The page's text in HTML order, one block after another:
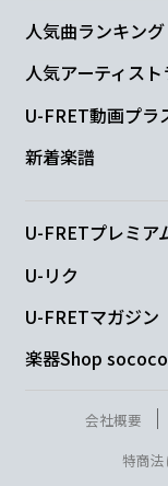
人気曲ランキング
人気アーティス
U-FRET動画プラ
新着楽譜
U-FRETプレミア
U-リク
U-FRETマガジン
楽器Shop sococo
会社概要
特商